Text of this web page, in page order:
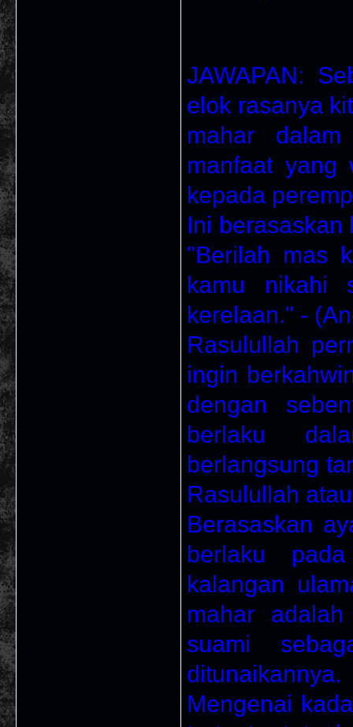
JAWAPAN:
elok rasanya
mahar
manfaat yang
kepada
Ini berasaskan
"Berilah mas
kamu nikahi
kerelaan." -
Rasulullah
ingin
dengan
berlaku
berlangsung
Rasulullah
Berasaskan
berlaku
kalangan
mahar
suami
ditunaikannya.
Mengenai